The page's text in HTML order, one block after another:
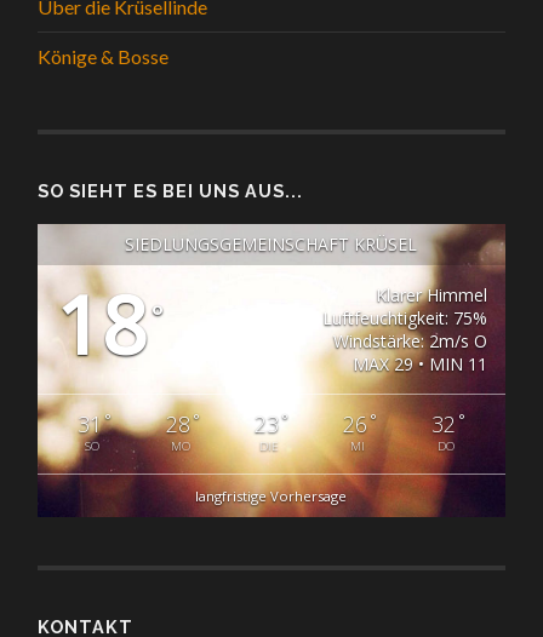
Über die Krüsellinde
Könige & Bosse
SO SIEHT ES BEI UNS AUS...
SIEDLUNGSGEMEINSCHAFT KRÜSEL
18°
Klarer Himmel
Luftfeuchtigkeit: 75%
Windstärke: 2m/s O
MAX 29 • MIN 11
31°
SO
28°
MO
23°
DIE
26°
MI
32 °
DO
langfristige Vorhersage
KONTAKT